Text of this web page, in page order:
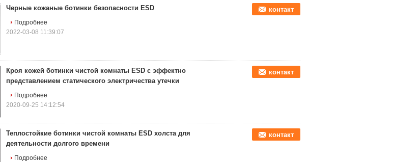
Черные кожаные ботинки безопасности ESD контакт
Подробнее
2022-03-08 11:39:07
Кроя кожей ботинки чистой комнаты ESD с эффектно
представлением статического электричества утечки
контакт
Подробнее
2020-09-25 14:12:54
Теплостойкие ботинки чистой комнаты ESD холста для
деятельности долгого времени
контакт
Подробнее